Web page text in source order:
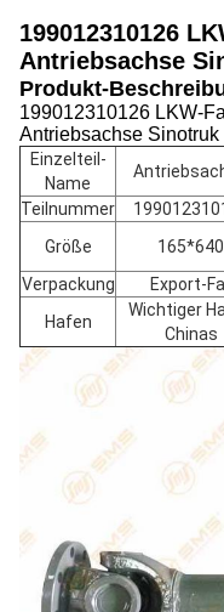
199012310126
Antriebsachse
Produkt-
199012310126 LKW-
Antriebsachse Sinotruk
Einzelteil-
Name
Teilnummer
Größe 165*640
Verpackung
Export-Fall
Hafen
Wichtiger
Chinas